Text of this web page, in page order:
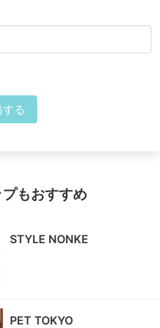
る
もおすすめ
STYLE NONKE
PET TOKYO